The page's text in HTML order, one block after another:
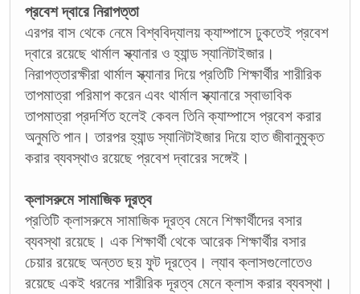
প্রবেশ দ্বারে নিরাপত্তা
এরপর বাস থেকে নেমে বিশ্ববিদ্যালয় ক্যাম্পাসে ঢুকতেই প্রবেশ
দ্বারে রয়েছে থার্মাল স্ক্যানার ও হ্যান্ড স্যানিটাইজার।
নিরাপত্তারক্ষীরা থার্মাল স্ক্যানার দিয়ে প্রতিটি শিক্ষার্থীর শারীরিক
তাপমাত্রা পরিমাপ করেন এবং থার্মাল স্ক্যানারে স্বাভাবিক
তাপমাত্রা প্রদর্শিত হলেই কেবল তিনি ক্যাম্পাসে প্রবেশ করার
অনুমতি পান। তারপর হ্যান্ড স্যানিটাইজার দিয়ে হাত জীবানুমুক্ত
করার ব্যবস্থাও রয়েছে প্রবেশ দ্বারের সঙ্গেই।
ক্লাসরুমে সামাজিক দূরত্ব
প্রতিটি ক্লাসরুমে সামাজিক দূরত্ব মেনে শিক্ষার্থীদের বসার
ব্যবস্থা রয়েছে। এক শিক্ষার্থী থেকে আরেক শিক্ষার্থীর বসার
চেয়ার রয়েছে অন্তত ছয় ফুট দূরত্বে। ল্যাব ক্লাসগুলোতেও
রয়েছে একই ধরনের শারীরিক দূরত্ব মেনে ক্লাস করার ব্যবস্থা।